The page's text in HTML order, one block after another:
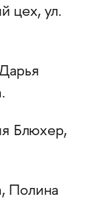
цех, ул.
Блюхер,
Полина